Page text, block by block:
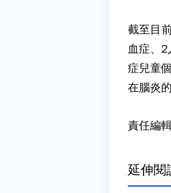
截至目
血症、
症兒童
在腦炎
責任編
延伸閱